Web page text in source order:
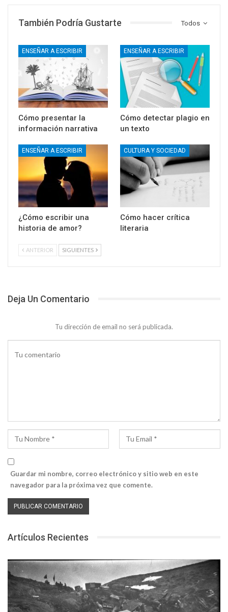
Todos
También Podría Gustarte
ENSEÑAR A ESCRIBIR
Cómo presentar la
información narrativa
ENSEÑAR A ESCRIBIR
Cómo detectar plagio en
un texto
ENSEÑAR A ESCRIBIR
¿Cómo escribir una
historia de amor?
CULTURA Y SOCIEDAD
Cómo hacer crítica
literaria
ANTERIOR SIGUIENTES
Deja Un Comentario
Tu dirección de email no será publicada.
Guardar mi nombre, correo electrónico y sitio web en este
navegador para la próxima vez que comente.
Artículos Recientes